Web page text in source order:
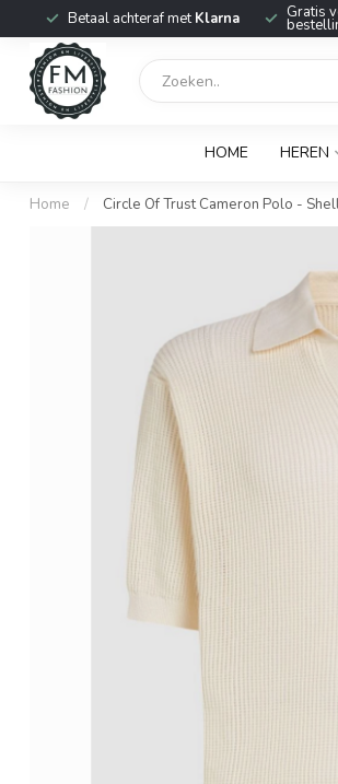
Betaal achteraf metKlarna Gratis
HOME HEREN
Home / Circle Of Trust Cameron Polo -